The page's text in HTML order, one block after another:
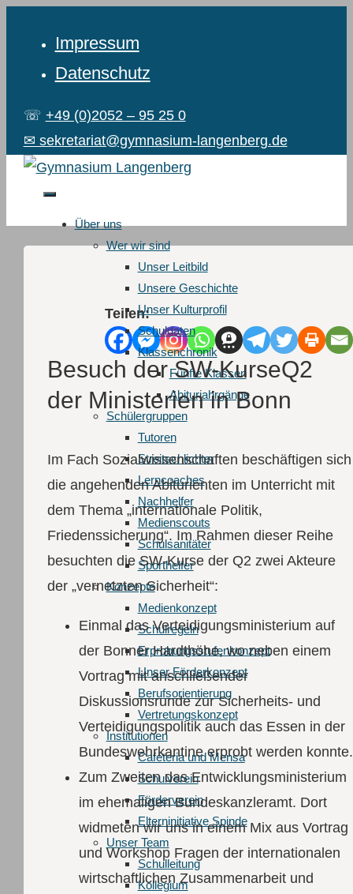
Impressum
Datenschutz
☏ +49 (0)2052 – 95 25 0
✉ sekretariat@gymnasium-langenberg.de
Über uns
Wer wir sind
Unser Leitbild
Unsere Geschichte
Unser Kulturprofil
Schuldaten
Klassenchronik
Fünfte Klassen
Abiturjahrgänge
Schüler­gruppen
Tutoren
Streitschlichter
Lerncoaches
Nachhelfer
Medienscouts
Schulsanitäter
Sporthelfer
Konzepte
Medienkonzept
Schulregeln
Erprobungsstufenkonzept
Unser Förderkonzept
Berufsorientierung
Vertretungskonzept
Institutionen
Cafeteria und Mensa
Schulverein
Förderverein
Elterninitiative Spinde
Unser Team
Schulleitung
Kollegium
Teilen:
Besuch der SW-KurseQ2
der Ministerien in Bonn
Im Fach Sozialwissenschaften beschäftigen sich
die angehenden Abiturienten im Unterricht mit
dem Thema „internationale Politik,
Friedenssicherung“. Im Rahmen dieser Reihe
besuchten die SW-Kurse der Q2 zwei Akteure
der „vernetzten Sicherheit“:
Einmal das Verteidigungsministerium auf
der Bonner Hardthöhe, wo neben einem
Vortrag mit anschließender
Diskussionsrunde zur Sicherheits- und
Verteidigungspolitik auch das Essen in der
Bundeswehrkantine erprobt werden konnte.
Zum Zweiten das Entwicklungsministerium
im ehemaligen Bundeskanzleramt. Dort
widmeten wir uns in einem Mix aus Vortrag
und Workshop Fragen der internationalen
wirtschaftlichen Zusammenarbeit und